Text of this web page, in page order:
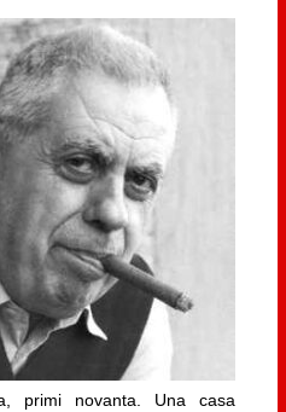
primi novanta. Una casa